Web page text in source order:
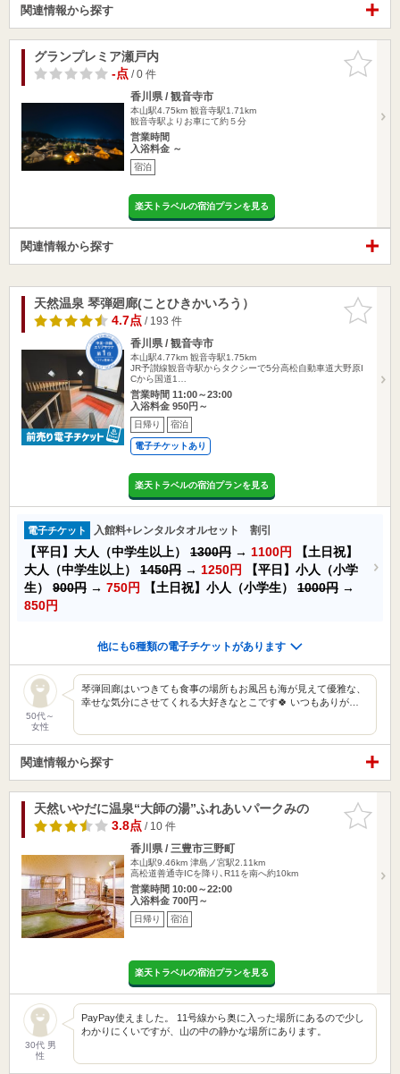
関連情報から探す
お気に入
りに追加
グランプレミア瀬戸内
-点/ 0 件
香川県 / 観音寺市
本山駅4.75km 観音寺駅1.71km
観音寺駅よりお車にて約５分
営業時間
入浴料金 ～
宿泊
楽天トラベルの宿泊プランを見る
関連情報から探す
お気に入
りに追加
天然温泉 琴弾廻廊(ことひきかいろう）
4.7点/ 193 件
香川県 / 観音寺市
本山駅4.77km 観音寺駅1.75km
JR予讃線観音寺駅からタクシーで5分高松自動車道大野原I
Cから国道1…
営業時間 11:00～23:00
入浴料金 950円～
日帰り 宿泊
電子チケットあり
楽天トラベルの宿泊プランを見る
電子チケット 入館料+レンタルタオルセット 割引
【平日】大人（中学生以上） 1300円 → 1100円
【土日祝】
大人（中学生以上） 1450円 → 1250円
【平日】小人（小学
生） 900円 → 750円 【土日祝】小人（小学生） 1000円 →
850円
他にも6種類の電子チケットがあります
50代～
女性
琴弾回廊はいつきても食事の場所もお風呂も海が見えて優雅な、
幸せな気分にさせてくれる大好きなとこです🍀 いつもありが…
関連情報から探す
お気に入
りに追加
天然いやだに温泉“大師の湯”ふれあいパークみの
3.8点/ 10 件
香川県 / 三豊市三野町
本山駅9.46km 津島ノ宮駅2.11km
高松道善通寺ICを降り､R11を南へ約10km
営業時間 10:00～22:00
入浴料金 700円～
日帰り 宿泊
楽天トラベルの宿泊プランを見る
30代 男
性
PayPay使えました。 11号線から奥に入った場所にあるので少し
わかりにくいですが、山の中の静かな場所にあります。